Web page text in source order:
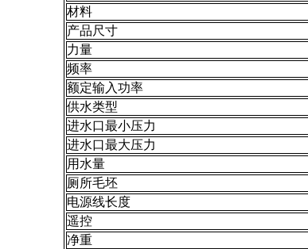
材料
产品尺寸
力量
频率
额定输入功率
供水类型
进水口最小压力
进水口最大压力
用水量
厕所毛坯
电源线长度
遥控
净重